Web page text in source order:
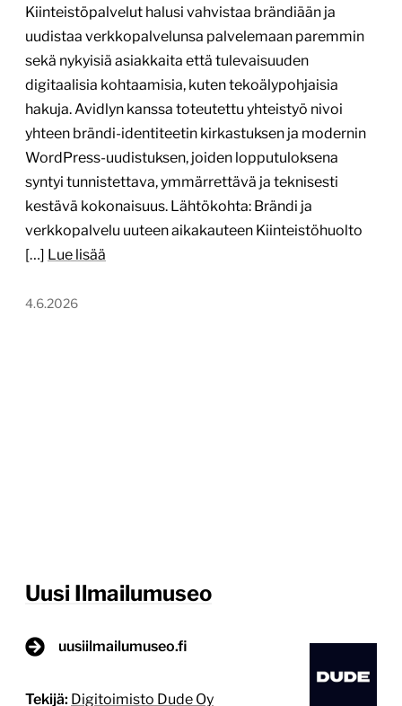
Kiinteistöpalvelut halusi vahvistaa brändiään ja
uudistaa verkkopalvelunsa palvelemaan paremmin
sekä nykyisiä asiakkaita että tulevaisuuden
digitaalisia kohtaamisia, kuten tekoälypohjaisia
hakuja. Avidlyn kanssa toteutettu yhteistyö nivoi
yhteen brändi-identiteetin kirkastuksen ja modernin
WordPress-uudistuksen, joiden lopputuloksena
syntyi tunnistettava, ymmärrettävä ja teknisesti
kestävä kokonaisuus. Lähtökohta: Brändi ja
verkkopalvelu uuteen aikakauteen Kiinteistöhuolto
[…] Lue lisää
4.6.2026
Uusi Ilmailumuseo
uusiilmailumuseo.fi
Tekijä: Digitoimisto Dude Oy